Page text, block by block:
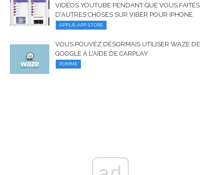
VIDÉOS YOUTUBE PENDANT QUE VOUS FAITES
D'AUTRES CHOSES SUR VIBER POUR IPHONE
APPLIS APP STORE
VOUS POUVEZ DÉSORMAIS UTILISER WAZE DE
GOOGLE À L'AIDE DE CARPLAY
POMME